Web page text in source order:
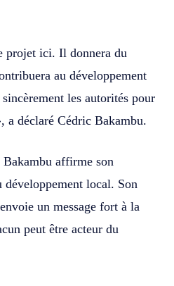
projet ici. Il donnera du
au développement
les autorités pour
a déclaré Cédric Bakambu.
affirme son
développement local. Son
un message fort à la
peut être acteur du